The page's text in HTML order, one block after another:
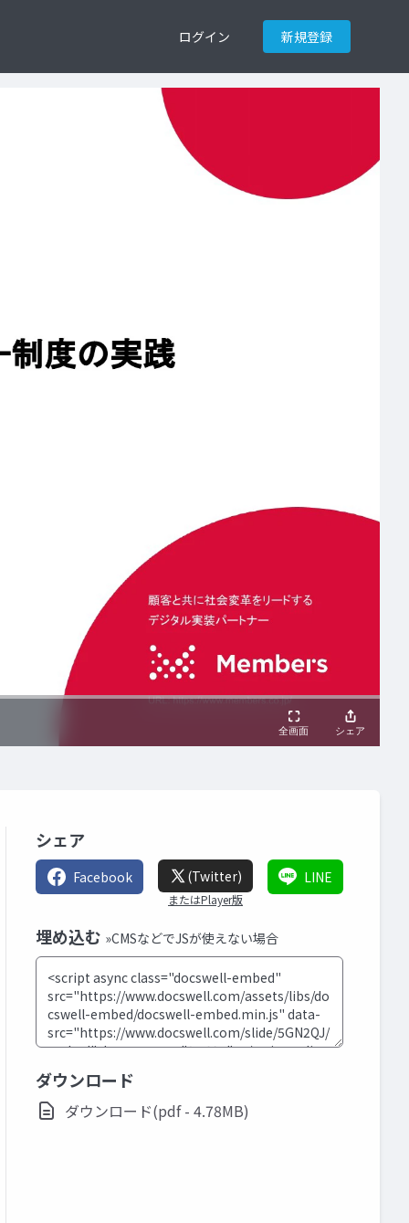
ログイン 新規登録
シェア
Facebook (Twitter)
またはPlayer版
LINE
埋め込む »CMSなどでJSが使えない場合
ダウンロード
ダウンロード(pdf - 4.78MB)